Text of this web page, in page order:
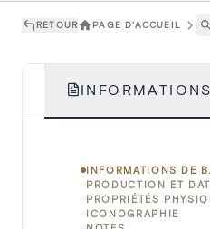
RETOUR PAGE D'ACCUEIL
INFORMATIONS
INFORMATIONS DE
PRODUCTION ET
PROPRIÉTÉS
ICONOGRAPHIE